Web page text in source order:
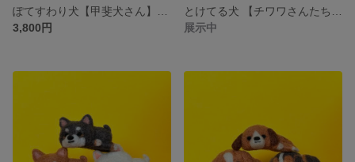
3,800円
展示中